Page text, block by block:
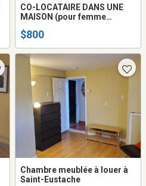
CO-LOCATAIRE DANS UNE
MAISON (pour femme
$800
Chambre meublée à louer à
Saint-Eustache